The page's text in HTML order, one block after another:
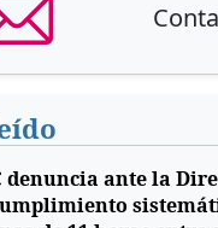
denuncia ante la